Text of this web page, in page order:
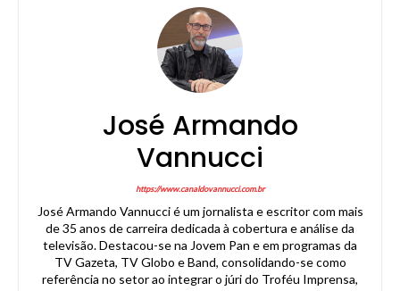
José Armando
Vannucci
https://www.canaldovannucci.com.br
José Armando Vannucci é um jornalista e escritor com mais
de 35 anos de carreira dedicada à cobertura e análise da
televisão. Destacou-se na Jovem Pan e em programas da
TV Gazeta, TV Globo e Band, consolidando-se como
referência no setor ao integrar o júri do Troféu Imprensa,